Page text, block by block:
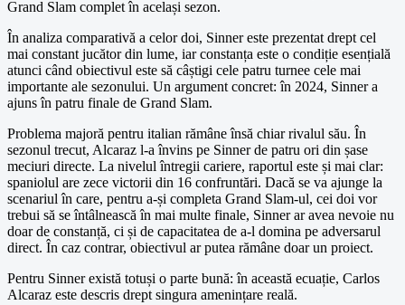
Grand Slam complet în același sezon.
În analiza comparativă a celor doi, Sinner este prezentat drept cel
mai constant jucător din lume, iar constanța este o condiție esențială
atunci când obiectivul este să câștigi cele patru turnee cele mai
importante ale sezonului. Un argument concret: în 2024, Sinner a
ajuns în patru finale de Grand Slam.
Problema majoră pentru italian rămâne însă chiar rivalul său. În
sezonul trecut, Alcaraz l-a învins pe Sinner de patru ori din șase
meciuri directe. La nivelul întregii cariere, raportul este și mai clar:
spaniolul are zece victorii din 16 confruntări. Dacă se va ajunge la
scenariul în care, pentru a-și completa Grand Slam-ul, cei doi vor
trebui să se întâlnească în mai multe finale, Sinner ar avea nevoie nu
doar de constanță, ci și de capacitatea de a-l domina pe adversarul
direct. În caz contrar, obiectivul ar putea rămâne doar un proiect.
Pentru Sinner există totuși o parte bună: în această ecuație, Carlos
Alcaraz este descris drept singura amenințare reală.